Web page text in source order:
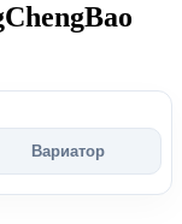
Вариатор